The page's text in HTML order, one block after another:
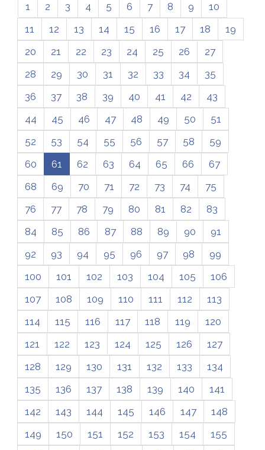
1 2 3 4 5 6 7 8 9
10
11
12 13 14 15 16 17 18
19
20
21 22 23 24 25 26
27
28
29 30 31 32 33 34
35
36
37 38 39 40 41 42
43
44
45 46 47 48 49 50
51
52
53 54 55 56 57 58
59
60
61 62 63 64 65 66
67
68
69 70 71 72 73 74
75
76
77 78 79 80 81 82
83
84
85 86 87 88 89 90
91
92
93 94 95 96 97 98
99
100
101 102 103 104 105
106
107
108 109 110 111 112
113
114
115 116 117 118 119
120
121
122 123 124 125 126
127
128
129 130 131 132 133
134
135
136 137 138 139 140
141
142
143 144 145 146 147
148
149
150 151 152 153 154
155